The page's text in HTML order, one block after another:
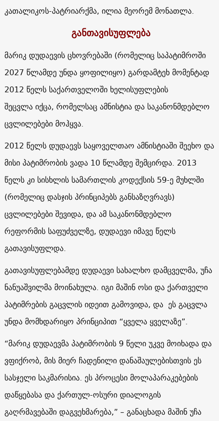
კათალიკოს-პატრიარქმა, ილია მეორემ მონათლა.
განთავისუფლება
მარიკ დუდაევის ცხოვრებაში (რომელიც საპატიმროში
2027 წლამდე უნდა ყოფილიყო) გარდამტეხ მომენტად
2012 წელს საქართველოში ხელისუფლების
შეცვლა იქცა, რომელსაც ამნისტია და საკანონმდებლო
ცვლილებები მოჰყვა.
2012 წელს დუდაევს საყოველთაო ამნისტიაში შეეხო და
მისი პატიმრობის ვადა 10 წლამდე შემცირდა. 2013
წელს კი სისხლის სამართლის კოდექსის 59-ე მუხლში
(რომელიც დასჯის პრინციპებს განსაზღვრავს)
ცვლილებები შევიდა, და ამ საკანონმდებლო
რეფორმის საფუძველზე, დუდაევი იმავე წელს
გათავისუფლდა.
გათავისუფლებამდე დუდაევი სახალხო დამცველმა, უჩა
ნანუაშვილმა მოინახულა. იგი მაშინ ოსი და ქართველი
პატიმრების გაცვლის იდეით გამოვიდა, და ეს გაცვლა
უნდა მომხდარიყო პრინციპით “ყველა ყველაზე”.
“მარიკ დუდაევმა პატიმრობის 9 წელი უკვე მოიხადა და
ვფიქრობ, მის მიერ ჩადენილი დანაშაულებისთვის ეს
სასჯელი საკმარისია. ეს პროცესი მოლაპარაკებების
დაწყებასა და ქართულ-ოსური დიალოგის
გაღრმავებაში დაგვეხმარება,” – განაცხადა მაშინ უჩა